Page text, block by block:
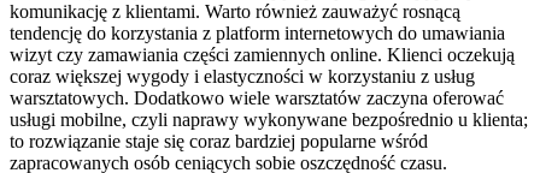
komunikację z klientami. Warto również zauważyć rosnącą
tendencję do korzystania z platform internetowych do umawiania
wizyt czy zamawiania części zamiennych online. Klienci oczekują
coraz większej wygody i elastyczności w korzystaniu z usług
warsztatowych. Dodatkowo wiele warsztatów zaczyna oferować
usługi mobilne, czyli naprawy wykonywane bezpośrednio u klienta;
to rozwiązanie staje się coraz bardziej popularne wśród
zapracowanych osób ceniących sobie oszczędność czasu.